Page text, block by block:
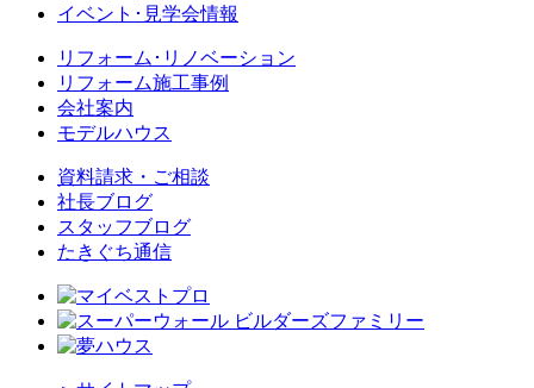
イベント･見学会情報
リフォーム･リノベーション
リフォーム施工事例
会社案内
モデルハウス
資料請求・ご相談
社長ブログ
スタッフブログ
たきぐち通信